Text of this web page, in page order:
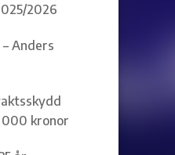
2026
Anders
000 kronor